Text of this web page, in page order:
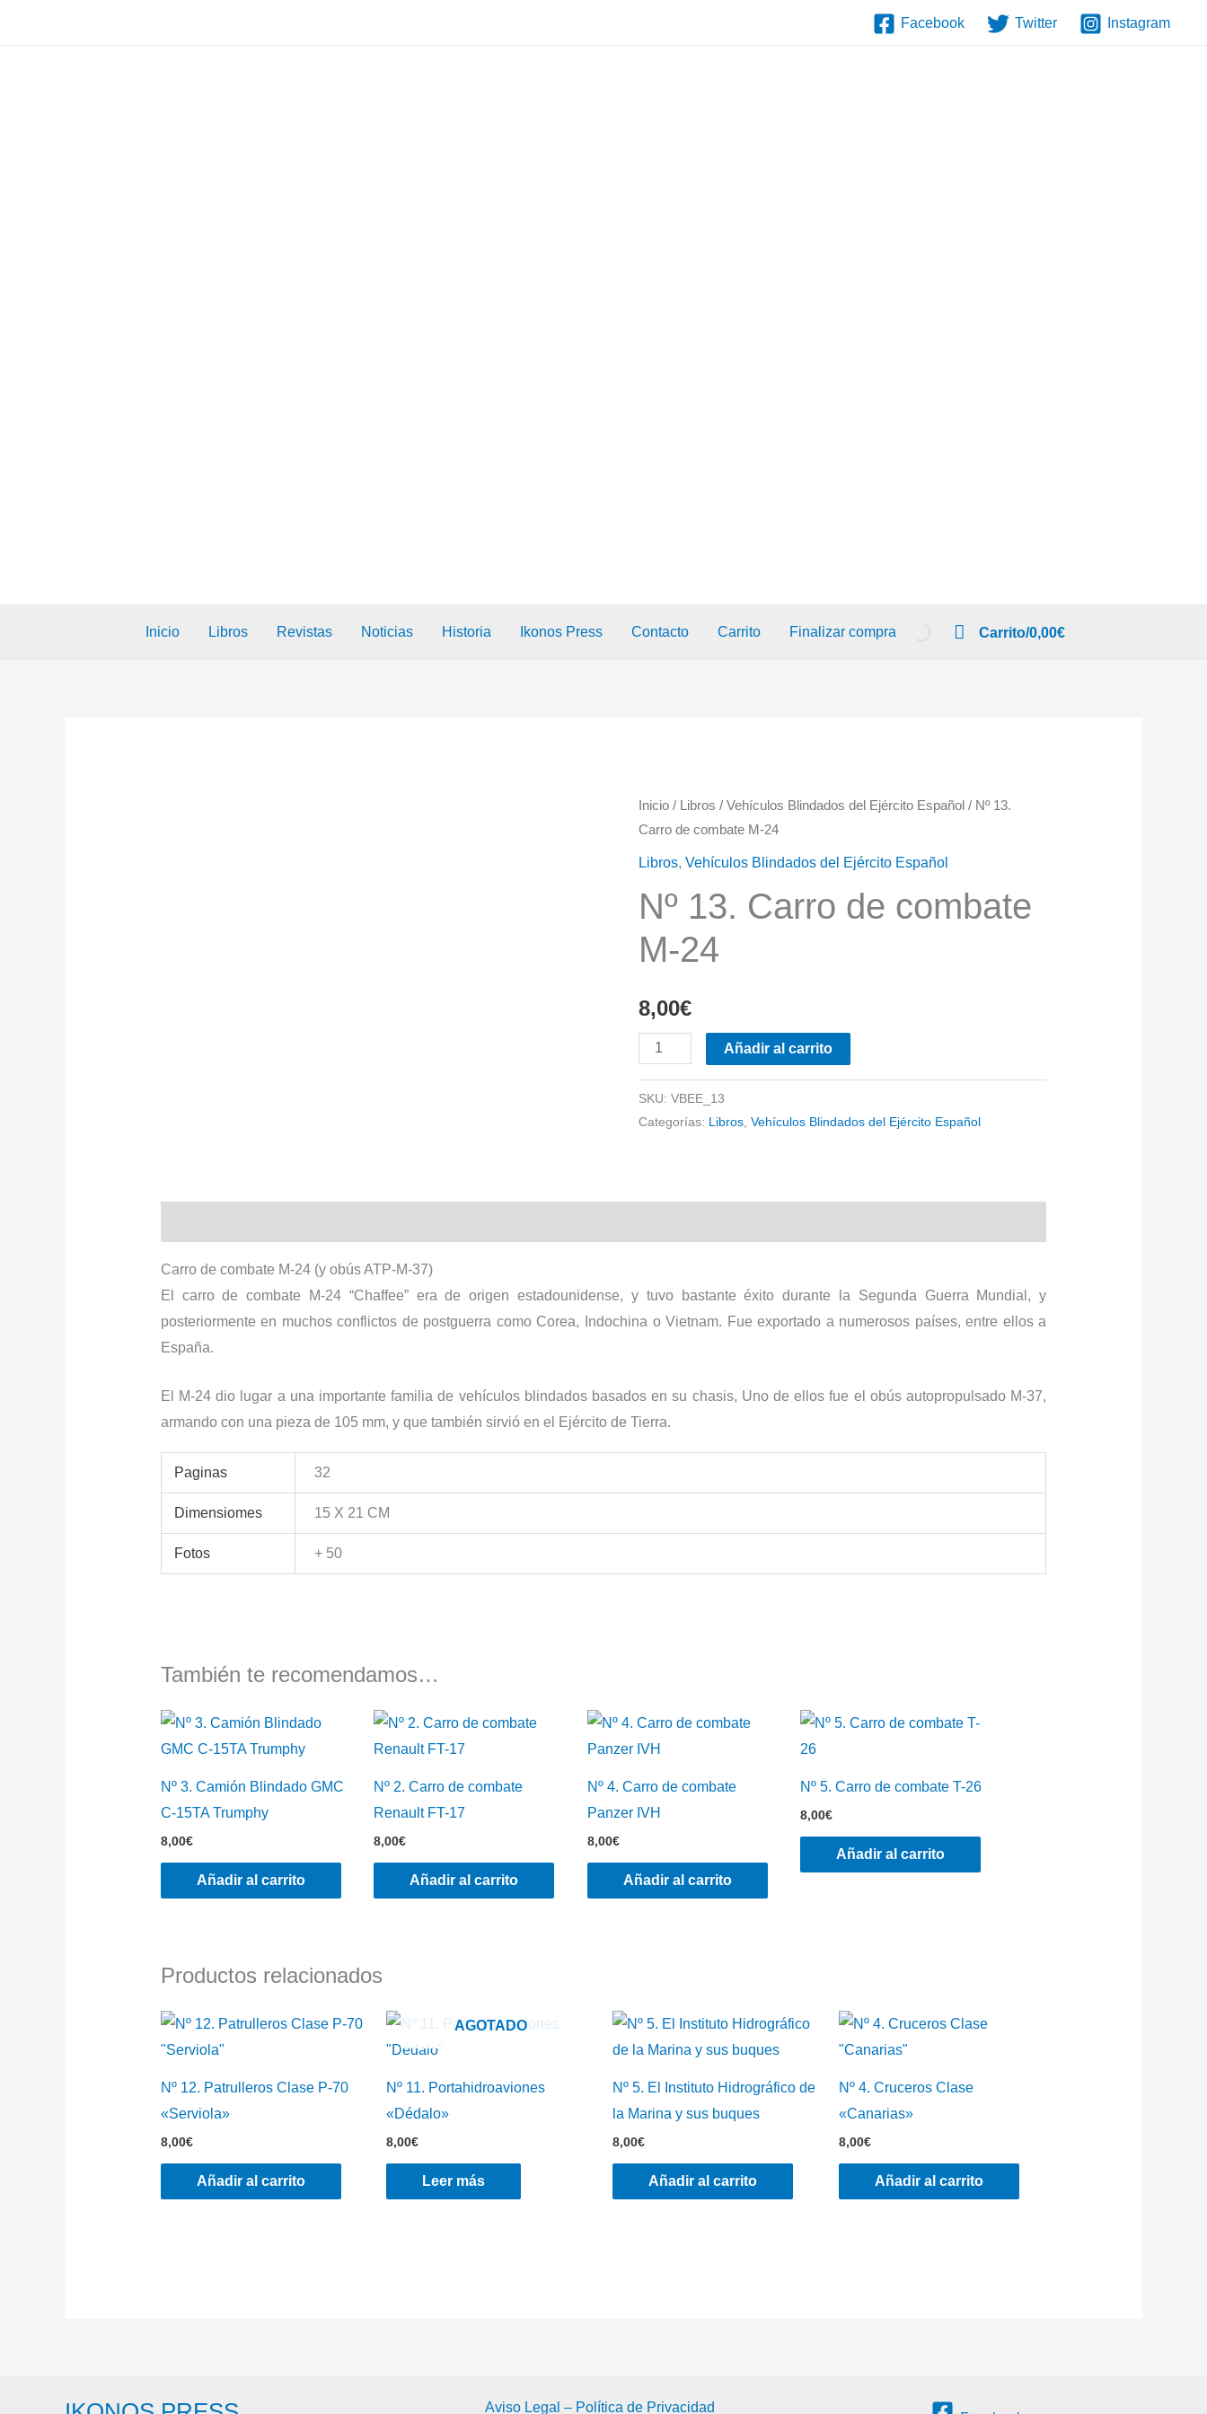
Facebook Twitter Instagram
Inicio Libros Revistas Noticias Historia Ikonos Press Contacto Carrito Finalizar compra Carrito/0,00€
Inicio / Libros /Vehículos Blindados del Ejército Español / Nº 13.
Carro de combate M-24
Libros,Vehículos Blindados del Ejército Español
Nº 13. Carro de combate
M-24
8,00€
Carro
de
24
Añadir al carrito
SKU:VBEE_13
Categorías: Libros ,Vehículos Blindados del Ejército Español
Carro de combate M-24 (y obús ATP-M-37)
El carro de combate M-24 “Chaffee” era de origen estadounidense, y tuvo bastante éxito durante la Segunda Guerra Mundial, y
posteriormente en muchos conflictos de postguerra como Corea, Indochina o Vietnam. Fue exportado a numerosos países, entre ellos a
España.
El M-24 dio lugar a una importante familia de vehículos blindados basados en su chasis, Uno de ellos fue el obús autopropulsado M-37,
armando con una pieza de 105 mm, y que también sirvió en el Ejército de Tierra.
Paginas 32
Dimensiomes 15 X 21 CM
Fotos + 50
También te recomendamos…
Nº 3. Camión Blindado GMC
C-15TA Trumphy
8,00€
Añadir al carrito
Nº 2. Carro de combate
Renault FT-17
8,00€
Añadir al carrito
Nº 4. Carro de combate
Panzer IVH
8,00€
Añadir al carrito
Nº 5. Carro de combate T-26
8,00€
Añadir al carrito
Productos relacionados
Nº 12. Patrulleros Clase P-70
«Serviola»
8,00€
Añadir al carrito
AGOTADO
Nº 11. Portahidroaviones
«Dédalo»
8,00€
Leer más
Nº 5. El Instituto Hidrográfico de
la Marina y sus buques
8,00€
Añadir al carrito
Nº 4. Cruceros Clase
«Canarias»
8,00€
Añadir al carrito
Aviso Legal – Política de Privacidad